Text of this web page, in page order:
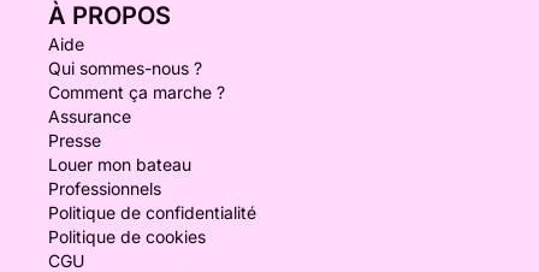
À PROPOS
Aide
Qui sommes-nous ?
Comment ça marche ?
Assurance
Presse
Louer mon bateau
Professionnels
Politique de confidentialité
Politique de cookies
CGU